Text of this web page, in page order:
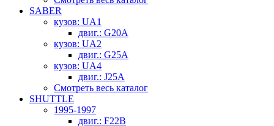
SABER
кузов: UA1
двиг.: G20A
кузов: UA2
двиг.: G25A
кузов: UA4
двиг.: J25A
Смотреть весь каталог
SHUTTLE
1995-1997
двиг.: F22B